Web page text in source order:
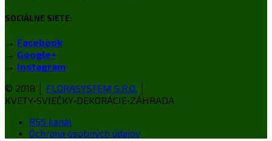
SOCIÁLNE SIETE:
→ Facebook
→ Google+
→ Instagram
© 2018 │ FLORASYSTEM S.R.O.
KVETY•SVIEČKY•DEKORÁCIE•ZÁHRADA
RSS kanál
Ochrana osobných údajov